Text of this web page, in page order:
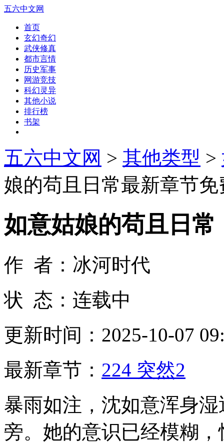
五六中文网
首页
玄幻奇幻
武侠修真
都市言情
历史军事
网游竞技
科幻灵异
其他小说
排行榜
书架
五六中文网 > 其他类型 >
娘的苟且日常最新章节免
如意姑娘的苟且日常
作 者：冰河时代
状 态：连载中
更新时间：2025-10-07
最新章节： 224 突然2
暴雨如注，沈如意浑身
旁。她的意识已经模糊